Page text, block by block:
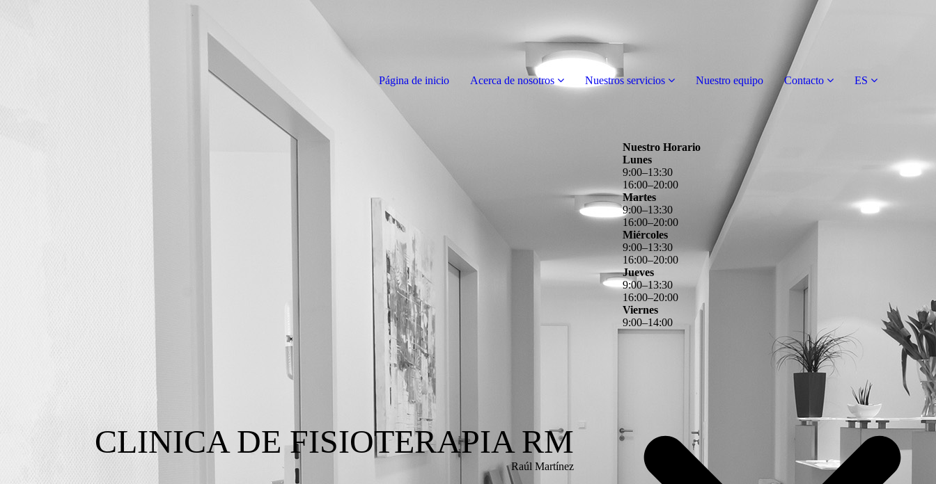
Página de inicio Acerca de nosotros Nuestros servicios Nuestro equipo Contacto ES
CLINICA DE FISIOTERAPIA RM
Raúl Martínez
Nuestro Horario
Lunes
9:00–13:30
16:00–20:00
Martes
9:00–13:30
16:00–20:00
Miércoles
9:00–13:30
16:00–20:00
Jueves
9:00–13:30
16:00–20:00
Viernes
9:00–14:00